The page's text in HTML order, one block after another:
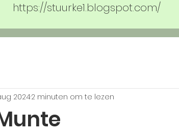
https://stuurke1.blogspot.com/
20242 minuten om te lezen